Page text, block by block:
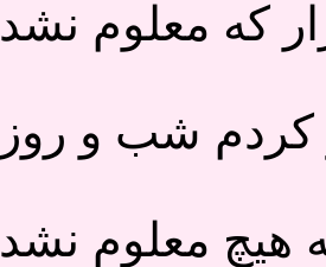
که معلوم نشد
کردم شب و روز
هیچ معلوم نشد